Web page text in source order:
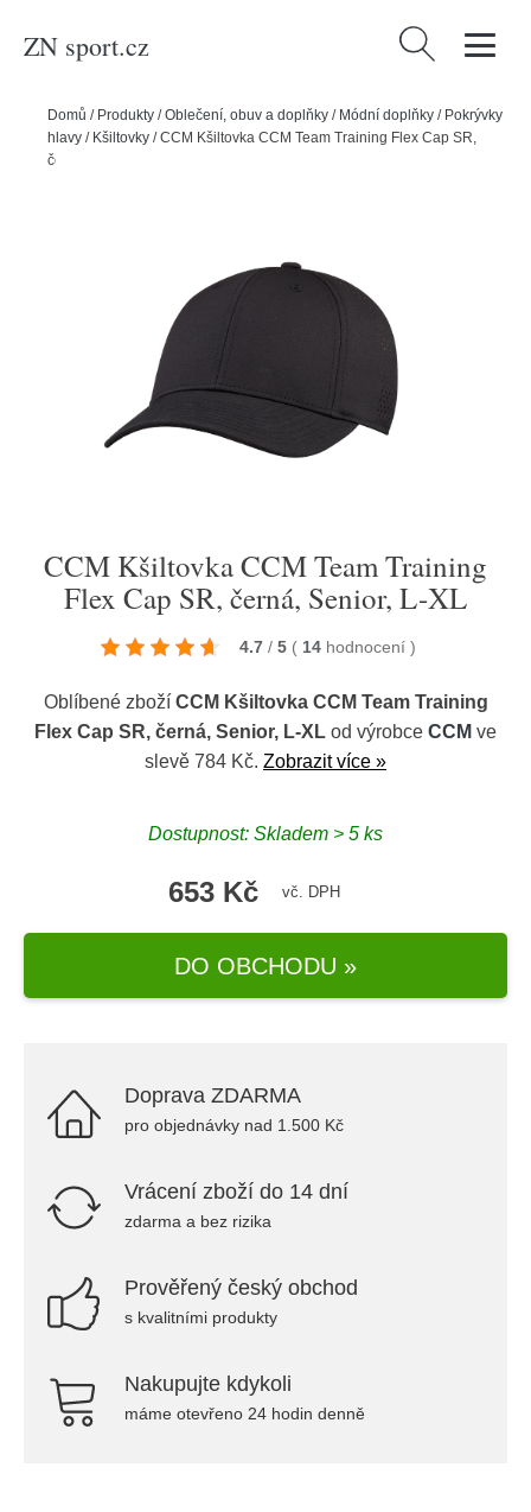
ZN sport.cz Vyhledávání
Domů / Produkty /Oblečení, obuv a doplňky / Módní doplňky / Pokrývky
hlavy / Kšiltovky /CCM Kšiltovka CCM Team Training Flex Cap SR,
černá, Senior, L-XL
CCM Kšiltovka CCM Team Training
Flex Cap SR, černá, Senior, L-XL
4.7 / 5 ( 14 hodnocení )
Oblíbené zboží CCM Kšiltovka CCM Team Training
Flex Cap SR, černá, Senior, L-XL od výrobce CCM ve
slevě 784 Kč. Zobrazit více »
Dostupnost: Skladem > 5 ks
653 Kč vč. DPH
DO OBCHODU »
Doprava ZDARMA
pro objednávky nad 1.500 Kč
Vrácení zboží do 14 dní
zdarma a bez rizika
Prověřený český obchod
s kvalitními produkty
Nakupujte kdykoli
máme otevřeno 24 hodin denně